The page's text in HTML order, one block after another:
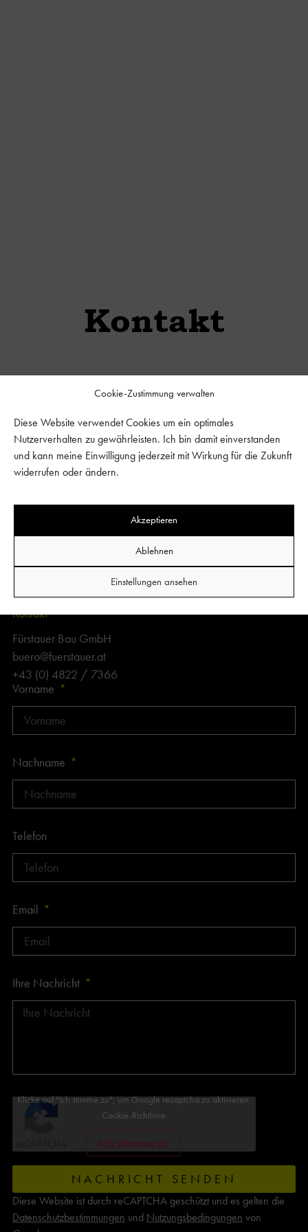
Cookie-Zustimmung verwalten
Diese Website verwendet Cookies um ein optimales
Nutzerverhalten zu gewährleisten. Ich bin damit einverstanden
und kann meine Einwilligung jederzeit mit Wirkung für die Zukunft
widerrufen oder ändern.
Akzeptieren
Ablehnen
Einstellungen ansehen
Kontakt
Kontaktformular
Sie haben eine Idee oder ein
Bauvorhaben ?
Füllen Sie einfach unser Kontaktformular aus und wir melden
uns ehestmöglich bei Ihnen. Bis bald.
Kontakt
Fürstauer Bau GmbH
buero@fuerstauer.at
+43 (0) 4822 / 7366
Vorname
Nachname
Telefon
Email
Ihre Nachricht
Klicke auf "Ich stimme zu", um Google recaptcha zu aktivieren
Cookie-Richtlinie
Ich stimme zu
NACHRICHT SENDEN
Diese Website ist durch reCAPTCHA geschützt und es gelten die
Datenschutzbestimmungen und Nutzungsbedingungen von